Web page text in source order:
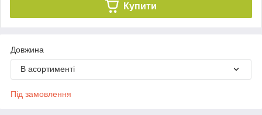
Купити
Довжина
В асортименті
Під замовлення